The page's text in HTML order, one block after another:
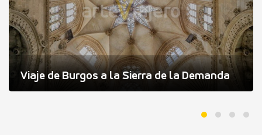
Viaje de Burgos a la Sierra de la Demanda